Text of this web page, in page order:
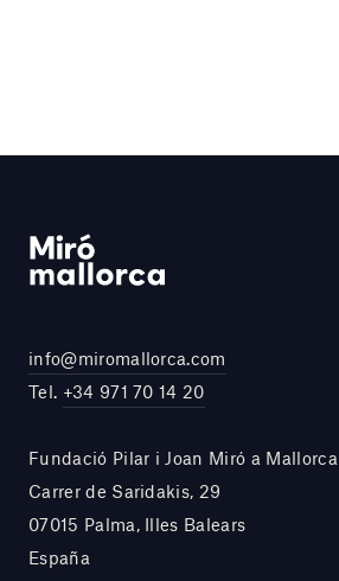
info@miromallorca.com
Tel. +34 971 70 14 20
Fundació Pilar i Joan Miró a Mallorca
Carrer de Saridakis, 29
07015 Palma, Illes Balears
España